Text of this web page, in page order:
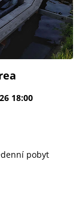
18:00
pobyt